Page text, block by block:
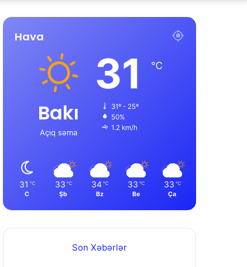
Hava
Bakı
Açıq səma
31 ℃
31º - 25º
50%
1.2 km/h
31 ℃
C
33 ℃
Şb
34 ℃
Bz
33 ℃
Be
33 ℃
Ça
Son Xəbərlər